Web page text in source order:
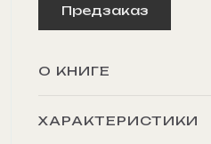
Предзаказ
О КНИГЕ
ХАРАКТЕРИСТИКИ